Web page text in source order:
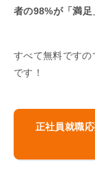
者の98%が「満足
すべて無料ですの
です！
正社員就職